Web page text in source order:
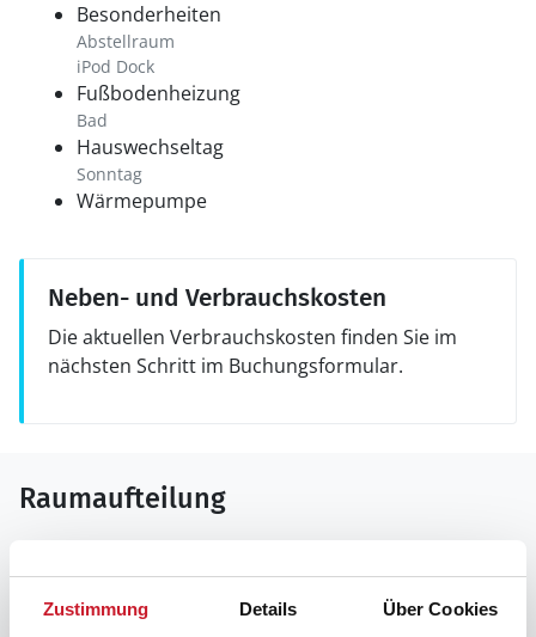
Zustimmung Details Über Cookies
Besonderheiten
Abstellraum
iPod Dock
Fußbodenheizung
Bad
Hauswechseltag
Sonntag
Wärmepumpe
Neben- und Verbrauchskosten
Die aktuellen Verbrauchskosten finden Sie im
nächsten Schritt im Buchungsformular.
Raumaufteilung